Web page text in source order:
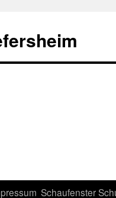
Schaufenster